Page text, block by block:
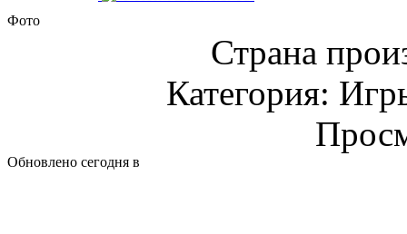
Фото
Страна
Категория:
Обновлено сегодня в